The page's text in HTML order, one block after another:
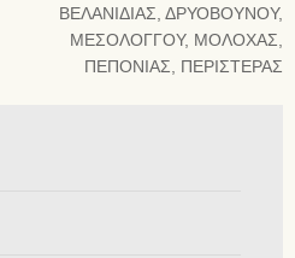
ΒΕΛΑΝΙΔΙΑΣ, ΔΡΥΟΒΟΥΝΟΥ,
ΜΕΣΟΛΟΓΓΟΥ, ΜΟΛΟΧΑΣ,
ΠΕΠΟΝΙΑΣ, ΠΕΡΙΣΤΕΡΑΣ